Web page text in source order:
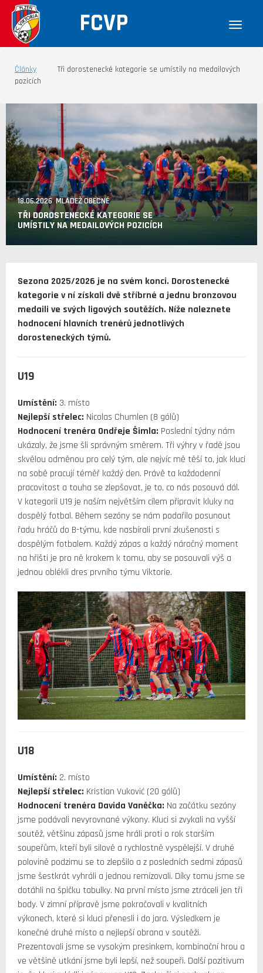
FCVP
Články
Tři dorostenecké kategorie se umístily na medailových
pozicích
18.06.2026 MLÁDEŽ OBECNĚ
TŘI DOROSTENECKÉ KATEGORIE SE
UMÍSTILY NA MEDAILOVÝCH POZICÍCH
Sezona 2025/2026 je na svém konci. Dorostenecké
kategorie v ní získali dvě stříbrné a jednu bronzovou
medaili ve svých ligových soutěžích. Níže naleznete
hodnocení hlavních trenérů jednotlivých
dorosteneckých týmů.
U19
Umístění: 3. místo
Nejlepší střelec: Nicolas Chumlen (8 gólů)
Hodnocení trenéra Ondřeje Šimla: Poslední týdny nám
ukázaly, že jsme šli správným směrem. Tři výhry v řadě jsou
skvělou odměnou pro celý tým, ale nejvíc mě těší to, jak kluci
na sobě pracují téměř každý den. Právě ta každodenní
pracovitost a touha se zlepšovat, je to, co nás posouvá dál.
V kategorii U19 je naším největším cílem připravit kluky na
dospělý fotbal. Během sezóny se nám podařilo posunout
řadu hráčů do B-týmu, kde nasbírali první zkušenosti s
dospělým fotbalem. Každý zápas a každý náročný moment
na hřišti je pro ně krokem k tomu, aby se posouvali výš a
jednou oblékli dres prvního týmu Viktorie.
U18
Umístění: 2. místo
Nejlepší střelec: Kristian Vuković (20 gólů)
Hodnocení trenéra Davida Vaněčka: Na začátku sezóny
jsme podávali nevyrovnané výkony. Kluci si zvykali na vyšší
soutěž, většinu zápasů jsme hráli proti o rok starším
soupeřům, kteří byli silově a rychlostně vyspělejší. V druhé
polovině podzimu se to zlepšilo a z posledních sedmi zápasů
jsme šestkrát vyhráli a jednou remízovali. Díky tomu jsme se
dotáhli na špičku tabulky. Na první místo jsme ztráceli jen tři
body. V zimní přípravě jsme pokračovali v kvalitních
výkonech, které si kluci přenesli i do jara. Výsledkem je
konečné druhé místo a nejlepší obrana v soutěži.
Prezentovali jsme se vysokým presinkem, kombinační hrou a
ve většině utkání jsme byli lepší, než soupeři. Další pozitivum